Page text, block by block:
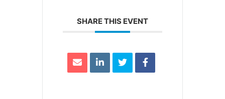
SHARE THIS EVENT